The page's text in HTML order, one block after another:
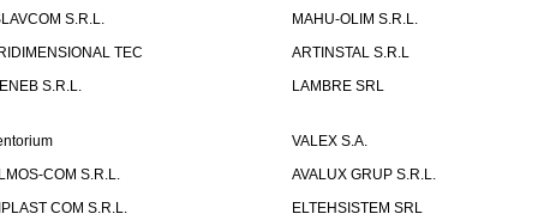
S.R.L.
MAHU-OLIM S.R.L.
TEC
ARTINSTAL S.R.L
S.R.L.
LAMBRE SRL
VALEX S.A.
COM S.R.L.
AVALUX GRUP S.R.L.
COM S.R.L.
ELTEHSISTEM SRL